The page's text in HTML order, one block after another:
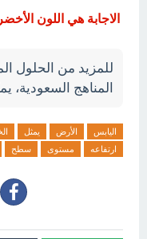
الاجابة هي اللون
للمزيد من الحلول
المناهج السعودية،
اليابس الأرض يمثل
ارتفاعه
مستوى سطح